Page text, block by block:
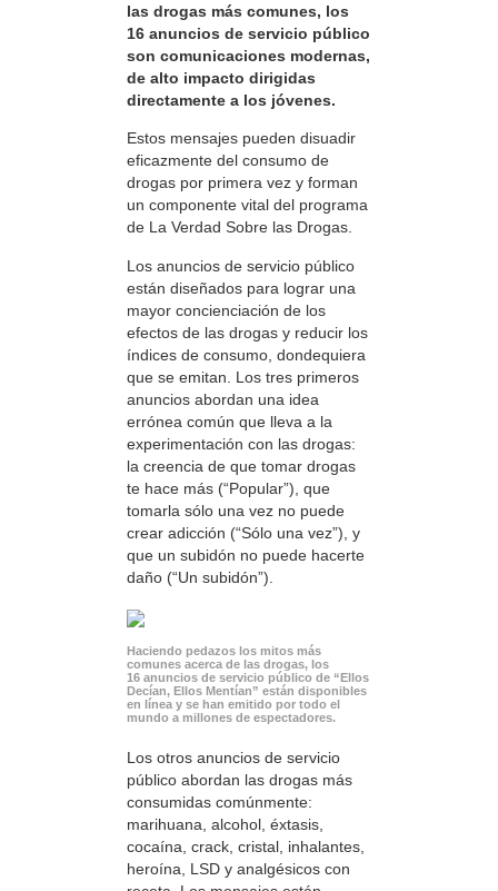
las drogas más comunes, los
16 anuncios de servicio público
son comunicaciones modernas,
de alto impacto dirigidas
directamente a los jóvenes.
Estos mensajes pueden disuadir
eficazmente del consumo de
drogas por primera vez y forman
un componente vital del programa
de La Verdad Sobre las Drogas.
Los anuncios de servicio público
están diseñados para lograr una
mayor concienciación de los
efectos de las drogas y reducir los
índices de consumo, dondequiera
que se emitan. Los tres primeros
anuncios abordan una idea
errónea común que lleva a la
experimentación con las drogas:
la creencia de que tomar drogas
te hace más (“Popular”), que
tomarla sólo una vez no puede
crear adicción (“Sólo una vez”), y
que un subidón no puede hacerte
daño (“Un subidón”).
Haciendo pedazos los mitos más
comunes acerca de las drogas, los
16 anuncios de servicio público de “Ellos
Decían, Ellos Mentían” están disponibles
en línea y se han emitido por todo el
mundo a millones de espectadores.
Los otros anuncios de servicio
público abordan las drogas más
consumidas comúnmente:
marihuana, alcohol, éxtasis,
cocaína, crack, cristal, inhalantes,
heroína, LSD y analgésicos con